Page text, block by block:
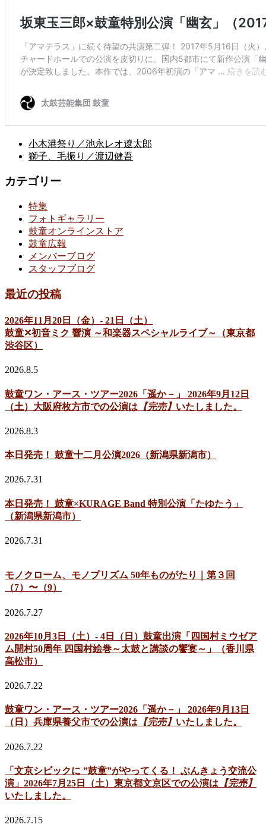
小木港祭り／池永レオ遼太郎
獅子、毛振り／渡辺健吾
カテゴリー
特集
フォトギャラリー
鼓童オンラインストア
鼓童広報
メンバーブログ
スタッフブログ
最近の投稿
2026年11月20日（金）- 21日（土）
鼓童✕初音ミク 響演 ～和楽器スペシャルライブ～（東京都
渋谷区）
2026.8.5
鼓童ワン・アース・ツアー2026「遥か－」 2026年9月12日
（土）大阪府枚方市での公演は 【完売】 いたしました。
2026.8.3
本日発売！ 鼓童十二月公演2026（新潟県新潟市）
2026.7.31
本日発売！ 鼓童×KURAGE Band 特別公演「たゆたう」
（新潟県新潟市）
2026.7.31
モノクローム、モノプリズム 50年ものがたり｜第３回
（7）〜（9）
2026.7.27
2026年10月3日（土）- 4日（日）鼓童出演「四国村ミウゼア
ム開村50周年 四国村絵巻～太鼓と講談の饗宴～」（香川県
高松市）
2026.7.22
鼓童ワン・アース・ツアー2026「遥か－」 2026年9月13日
（日）兵庫県養父市での公演は 【完売】 いたしました。
2026.7.22
「文京シビックに ”鼓童”がやってくる！ ぶんきょう交流公
演」2026年7月25日（土）東京都文京区での公演は 【完売】
いたしました。
2026.7.15